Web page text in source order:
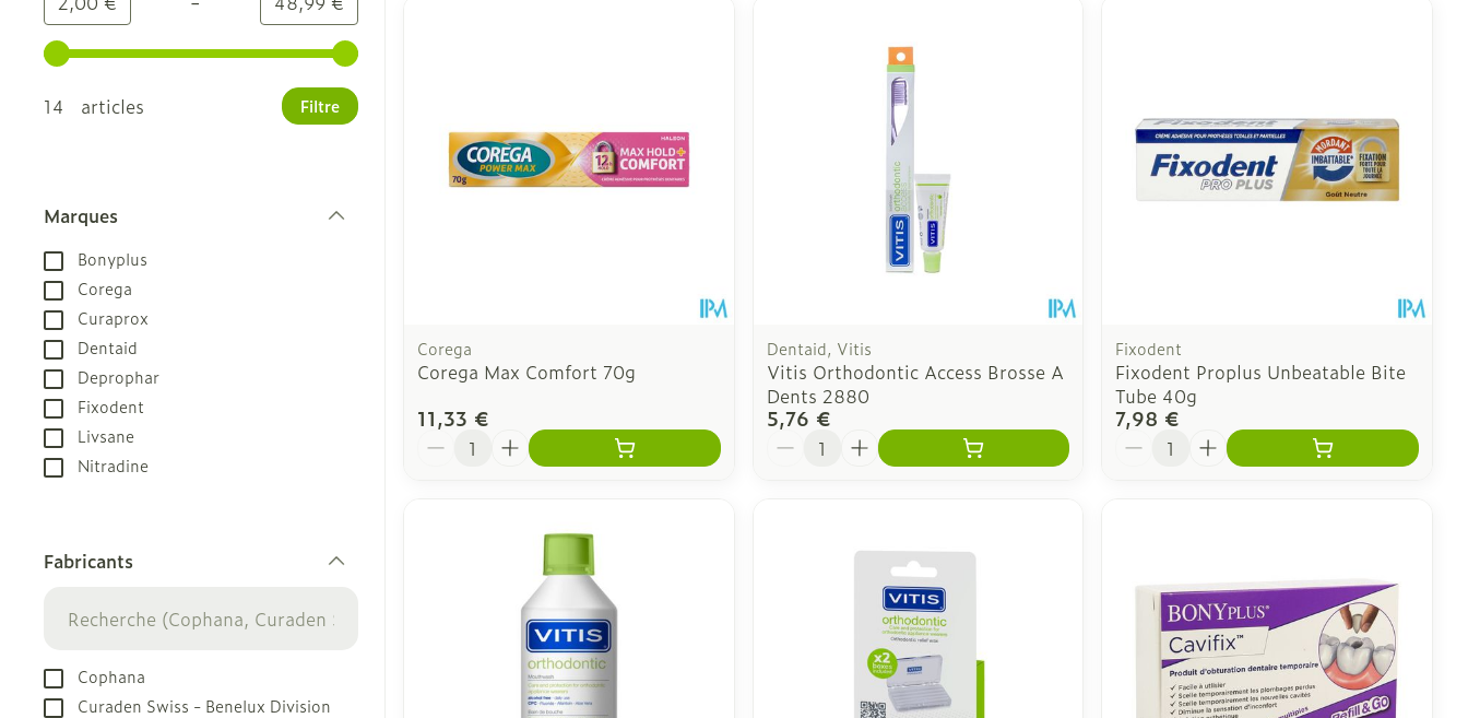
Utilisez les touches fléchées gauche et droite pour ajuster les valeurs minimales et maximales du prix.
14 articles
Filtre
Marques
Bonyplus
Corega
Curaprox
Dentaid
Deprophar
Fixodent
Livsane
Nitradine
Fabricants
Cophana
Curaden Swiss - Benelux Division
Corega
Corega Max Comfort 70g
11,33 €
Quantité
Dentaid, Vitis
Vitis Orthodontic Access Brosse A
Dents 2880
5,76 €
Quantité
Fixodent
Fixodent Proplus Unbeatable Bite
Tube 40g
7,98 €
Quantité